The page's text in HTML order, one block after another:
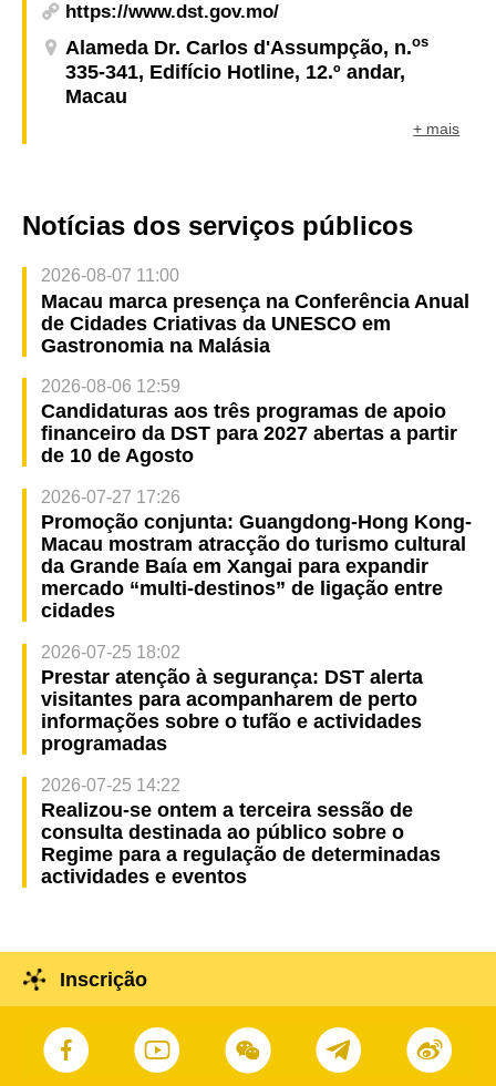
https://www.dst.gov.mo/
Alameda Dr. Carlos d'Assumpção, n.os
335-341, Edifício Hotline, 12.º andar,
Macau
+ mais
Notícias dos serviços públicos
2026-08-07 11:00
Macau marca presença na Conferência Anual
de Cidades Criativas da UNESCO em
Gastronomia na Malásia
2026-08-06 12:59
Candidaturas aos três programas de apoio
financeiro da DST para 2027 abertas a partir
de 10 de Agosto
2026-07-27 17:26
Promoção conjunta: Guangdong-Hong Kong-
Macau mostram atracção do turismo cultural
da Grande Baía em Xangai para expandir
mercado “multi-destinos” de ligação entre
cidades
2026-07-25 18:02
Prestar atenção à segurança: DST alerta
visitantes para acompanharem de perto
informações sobre o tufão e actividades
programadas
2026-07-25 14:22
Realizou-se ontem a terceira sessão de
consulta destinada ao público sobre o
Regime para a regulação de determinadas
actividades e eventos
Inscrição